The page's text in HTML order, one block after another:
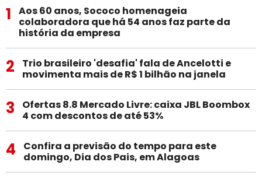
1
Aos 60 anos, Sococo homenageia
colaboradora que há 54 anos faz parte da
história da empresa
2
Trio brasileiro 'desafia' fala de Ancelotti e
movimenta mais de R$ 1 bilhão na janela
3
Ofertas 8.8 Mercado Livre: caixa JBL Boombox
4 com descontos de até 53%
4
Confira a previsão do tempo para este
domingo, Dia dos Pais, em Alagoas